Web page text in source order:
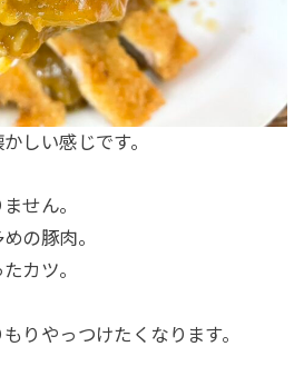
しい感じです。
せん。
の豚肉。
カツ。
りやっつけたくなります。